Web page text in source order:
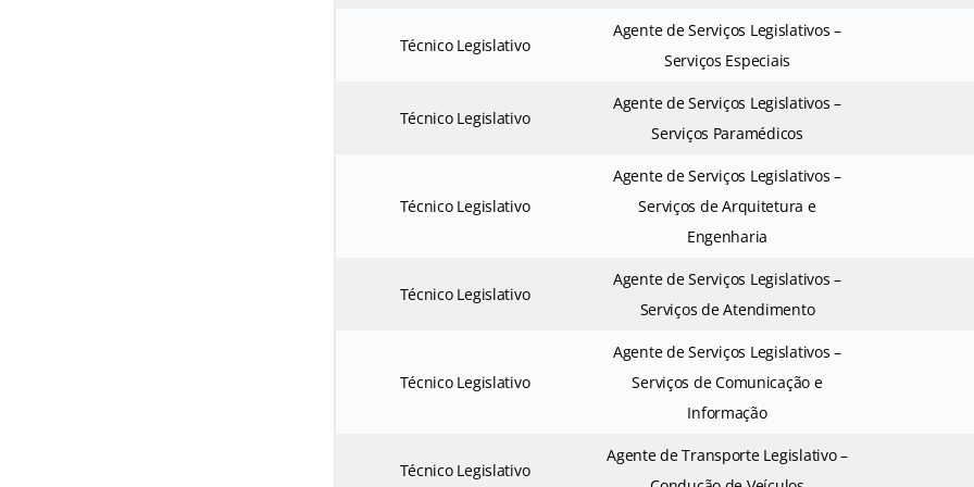
Técnico Legislativo
Agente de Serviços Legislativos –
Serviços Especiais
Técnico Legislativo
Agente de Serviços Legislativos –
Serviços Paramédicos
Técnico Legislativo
Agente de Serviços Legislativos –
Serviços de Arquitetura e
Engenharia
Técnico Legislativo
Agente de Serviços Legislativos –
Serviços de Atendimento
Técnico Legislativo
Agente de Serviços Legislativos –
Serviços de Comunicação e
Informação
Técnico Legislativo
Agente de Transporte Legislativo –